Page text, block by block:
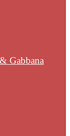
Gabbana